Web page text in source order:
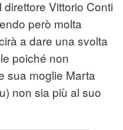
Vittorio Conti
però molta
a dare una svolta
poiché non
sua moglie Marta
non sia più al suo